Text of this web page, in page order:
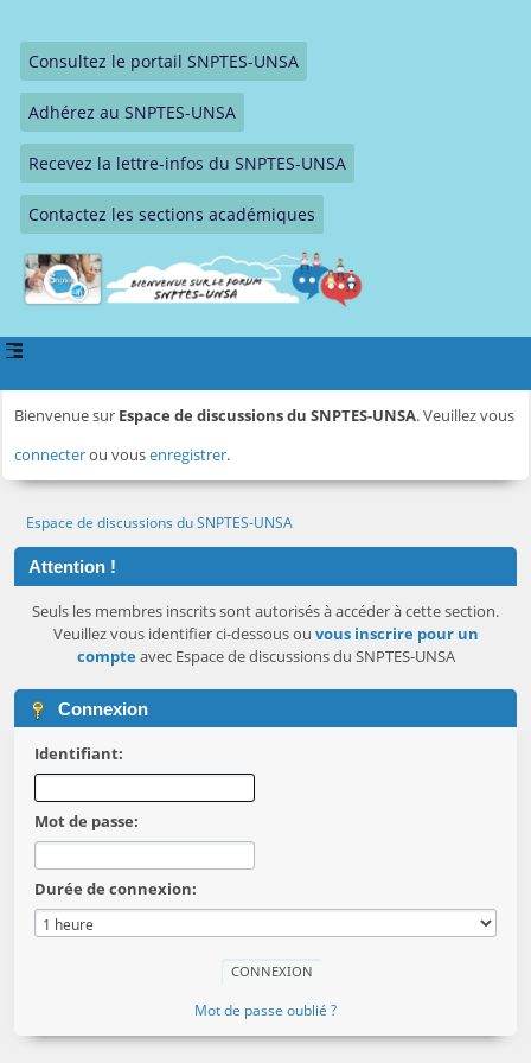
Consultez le portail SNPTES-UNSA
Adhérez au SNPTES-UNSA
Recevez la lettre-infos du SNPTES-UNSA
Contactez les sections académiques
Bienvenue sur Espace de discussions du SNPTES-UNSA. Veuillez vous
connecterou vousenregistrer.
Espace de discussions du SNPTES-UNSA
Attention !
Seuls les membres inscrits sont autorisés à accéder à cette section.
Veuillez vous identifier ci-dessous ou vous inscrire pour un
compteavec Espace de discussions du SNPTES-UNSA
Connexion
Identifiant:
Mot de passe:
Durée de connexion:
Mot de passe oublié ?